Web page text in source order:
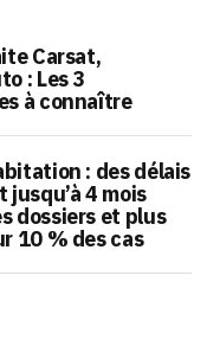
Carsat,
: Les 3
à connaître
: des délais
4 mois
dossiers et plus
10 % des cas